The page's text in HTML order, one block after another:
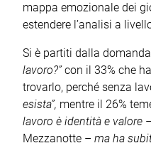
mappa emozionale dei
estendere l’analisi a
Si è partiti dalla domanda
lavoro?”con il 33% che
trovarlo, perché senza
esista”, mentre il 26%
lavoro è identità e valore
Mezzanotte – ma ha